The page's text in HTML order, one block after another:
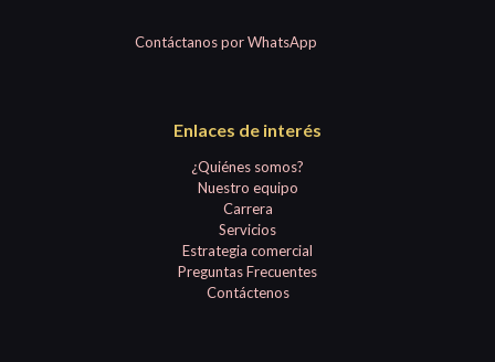
Contáctanos por WhatsApp
Enlaces de interés
¿Quiénes somos?
Nuestro equipo
Carrera
Servicios
Estrategia comercial
Preguntas Frecuentes
Contáctenos